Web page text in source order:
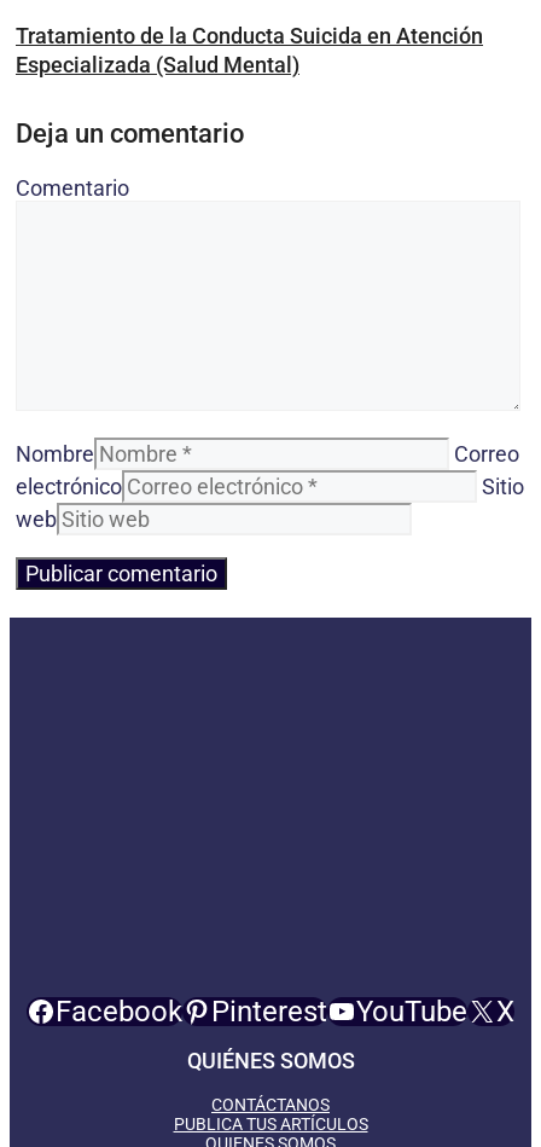
Tratamiento de la Conducta Suicida en Atención
Especializada (Salud Mental)
Deja un comentario
Comentario
Nombre
Correo
electrónico
Sitio
web
Facebook Pinterest YouTube X
QUIÉNES SOMOS
CONTÁCTANOS
PUBLICA TUS ARTÍCULOS